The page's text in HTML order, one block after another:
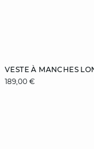
VESTE À MANCHES
189,00 €